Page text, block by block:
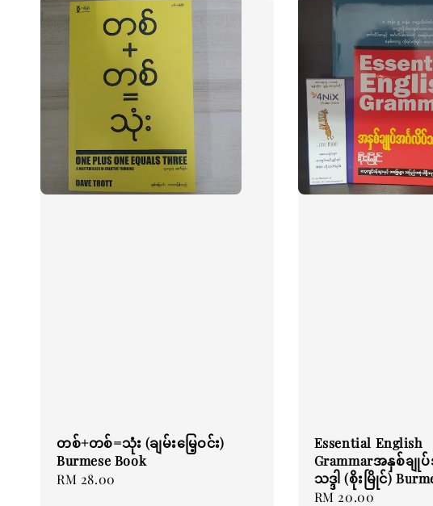
တစ်+တစ်=သုံး (ချမ်းမြေ့ဝင်း)
Burmese Book
Regular
RM 28.00
Essential English
Grammarအနှစ်ချု
သဒ္ဒါ (စိုးမြိုင်)
Regular
RM 20.00